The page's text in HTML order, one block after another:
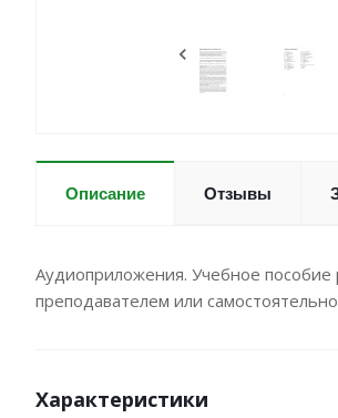
Описание Отзывы
Аудиоприложения. Учебное пособие
преподавателем или
Характеристики